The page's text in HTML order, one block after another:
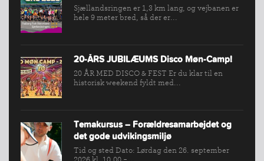
Sjællandsringen er 1,3 km lang, og vejbanen er
hele 9 meter bred, så der er...
20-ÅRS JUBILÆUMS Disco Møn-Camp!
20 ÅR MED DISCO & FEST Er du klar til en
historisk weekend fyldt med...
Temakursus – Forældresamarbejdet og
det gode udvikingsmiljø
Tid og sted Dato: Lørdag den 26. september